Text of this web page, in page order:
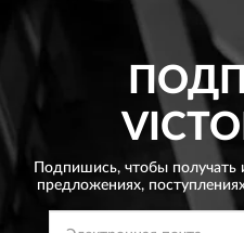
Подпишись, чтобы
предложениях,